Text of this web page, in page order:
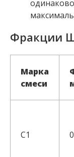
Фракции
Марка
смеси
С1